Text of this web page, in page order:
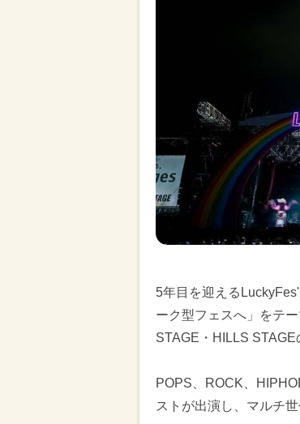
5年目を迎える
ーク型フェスへ」をテ
STAGE・HILLS STAGE
POPS、ROCK、
ストが出演し、マルチ